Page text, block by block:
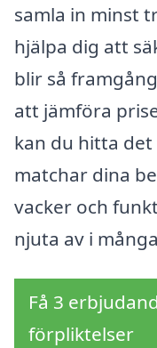
samla in minst
hjälpa dig att
blir så
att jämföra
kan du hitta
matchar dina
vacker och
njuta av i
Få 3
förpliktelser